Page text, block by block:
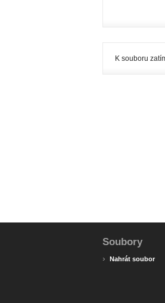
K souboru
Soubory
› Nahrát soubor